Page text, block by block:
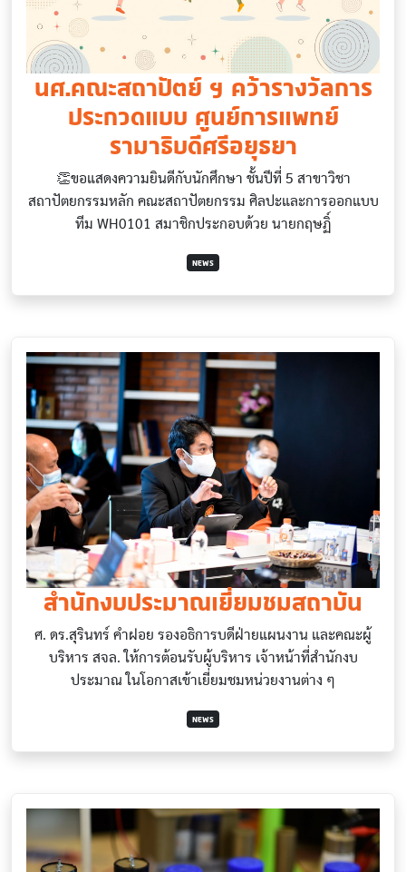
นศ.คณะสถาปัตย์ ฯ คว้ารางวัลการ
ประกวดแบบ ศูนย์การแพทย์
รามาธิบดีศรีอยุธยา
👏ขอแสดงความยินดีกับนักศึกษา ชั้นปีที่ 5 สาขาวิชา
สถาปัตยกรรมหลัก คณะสถาปัตยกรรม ศิลปะและการออกแบบ
ทีม WH0101 สมาชิกประกอบด้วย นายกฤษฏิ์
NEWS
สำนักงบประมาณเยี่ยมชมสถาบัน
ศ. ดร.สุรินทร์ คำฝอย รองอธิการบดีฝ่ายแผนงาน และคณะผู้
บริหาร สจล. ให้การต้อนรับผู้บริหาร เจ้าหน้าที่สำนักงบ
ประมาณ ในโอกาสเข้าเยี่ยมชมหน่วยงานต่าง ๆ
NEWS